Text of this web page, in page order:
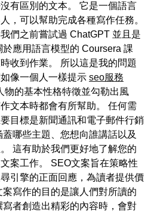
有區別的文本。 它是一個語言
，可以幫助完成各種寫作任務。
們之前嘗試過 ChatGPT 並且是
應用語言模型的 Coursera 課
收到作業。 所以這是我的問題
像一個人一樣提示 seo服務
物的基本性格特徵並勾勒出風
文本時都會有所幫助。 任何需
目標是新聞通訊和電子郵件行銷
哪些主題、您想向誰講話以及
這有助於我們更好地了解您的
案工作。 SEO文案旨在策略性
引擎的正面回應，為讀者提供價
寫作的目的是讓人們對所讀的
者創造出精彩的內容時，會對